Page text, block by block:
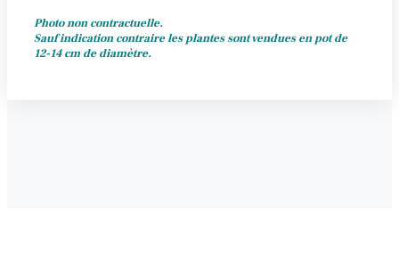
Photo non contractuelle.
Sauf indication contraire les plantes sont vendues en pot de
12-14 cm de diamètre.